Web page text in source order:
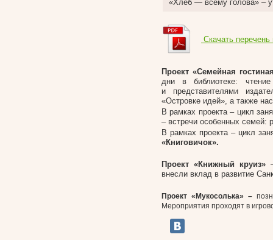
«Хлеб — всему голова» –
Скачать перечень
Проект «Семейная
дни в библиотеке:
и представителями
«Островке идей», а также
В рамках проекта – цикл
– встречи особенных семей:
В рамках проекта – цикл
«Книговичок».
Проект «Книжный круиз»–
внесли вклад в развитие
Проект «Мукосолька» –
Мероприятия проходят в